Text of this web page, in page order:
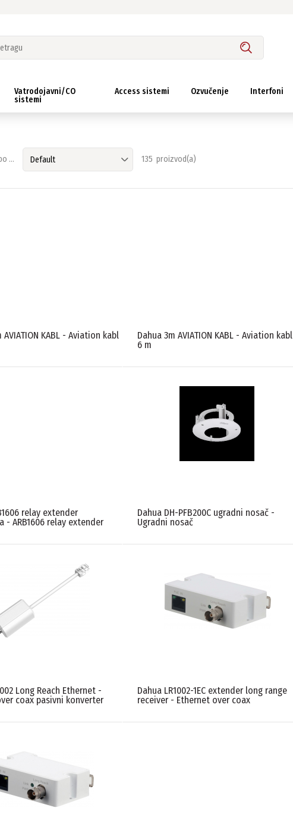
Vatrodojavni/CO
sistemi
Access sistemi Ozvučenje Interfoni
... 135 proizvod(a)
AVIATION KABL - Aviation kabl
Dahua 3m AVIATION KABL - Aviation kabl
6 m
relay extender
- ARB1606 relay extender
Dahua DH-PFB200C ugradni nosač -
Ugradni nosač
Long Reach Ethernet -
coax pasivni konverter
Dahua LR1002-1EC extender long range
receiver - Ethernet over coax